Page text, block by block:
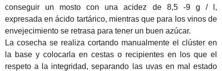
conseguir un mosto con una acidez de 8,5 -9 g / l,
expresada en ácido tartárico, mientras que para los vinos de
envejecimiento se retrasa para tener un buen azúcar.
La cosecha se realiza cortando manualmente el clúster en
la base y colocarla en cestas o recipientes en los que el
respeto a la integridad, separando las uvas en mal estado